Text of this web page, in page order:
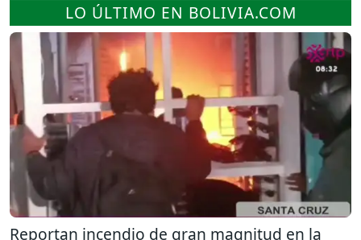
LO ÚLTIMO EN BOLIVIA.COM
Reportan incendio de gran magnitud en la